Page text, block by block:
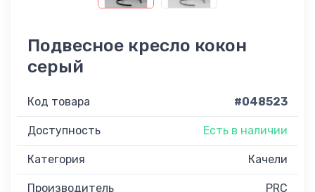
Подвесное кресло кокон
серый
Код товара #048523
Доступность Есть в наличии
Категория Качели
Производитель PRC